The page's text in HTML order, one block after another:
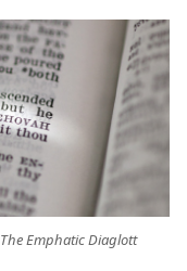
The Emphatic Diaglott